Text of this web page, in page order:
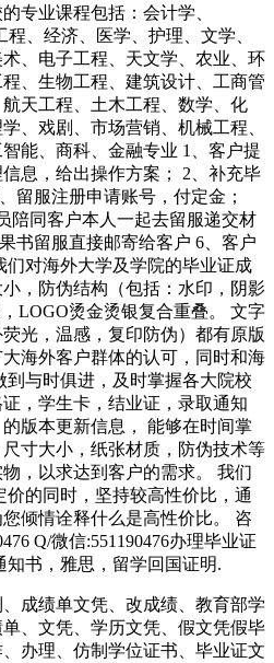
专业课程包括：会计学、
、经济、医学、护理、文学、
、电子工程、天文学、农业、环
、生物工程、建筑设计、工商管
天工程、土木工程、数学、化
、戏剧、市场营销、机械工程、
能、商科、金融专业 1、客户提
息，给出操作方案； 2、补充毕
留服注册申请账号，付定金；
陪同客户本人一起去留服递交材
书留服直接邮寄给客户 6、客户
对海外大学及学院的毕业证成
，防伪结构（包括：水印，阴影
LOGO烫金烫银复合重叠。 文字
光，温感，复印防伪）都有原版
海外客户群体的认可，同时和海
与时俱进，及时掌握各大院校
，学生卡，结业证，录取通知
版本更新信息， 能够在时间掌
寸大小，纸张材质，防伪技术等
，以求达到客户的需求。 我们
的同时，坚持较高性价比，通
倾情诠释什么是高性价比。 咨
Q/微信:551190476办理毕业证
书，雅思，留学回国证明.
成绩单文凭、改成绩、教育部学
、文凭、学历文凭、假文凭假毕
办理、仿制学位证书、毕业证文